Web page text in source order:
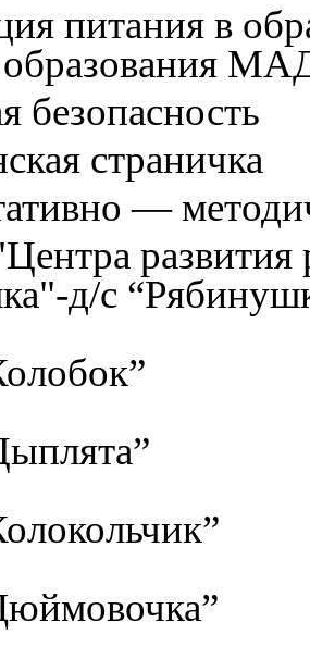
питания в
образования
безопасность
страничка
—
развития
д/с